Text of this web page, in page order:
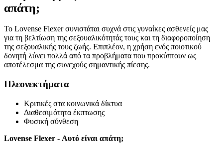
απάτη;
Το Lovense Flexer συνιστάται συχνά στις γυναίκες ασθενείς μας
για τη βελτίωση της σεξουαλικότητάς τους και τη διαφοροποίηση
της σεξουαλικής τους ζωής. Επιπλέον, η χρήση ενός ποιοτικού
δονητή λύνει πολλά από τα προβλήματα που προκύπτουν ως
αποτέλεσμα της συνεχούς σημαντικής πίεσης.
Πλεονεκτήματα
Κριτικές στα κοινωνικά δίκτυα
Διαθεσιμότητα έκπτωσης
Φυσική σύνθεση
Lovense Flexer - Αυτό είναι απάτη;